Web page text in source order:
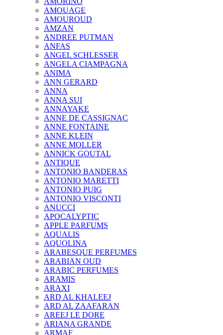
AMOUAGE
AMOUROUD
AMZAN
ANDREE PUTMAN
ANFAS
ANGEL SCHLESSER
ANGELA CIAMPAGNA
ANIMA
ANN GERARD
ANNA
ANNA SUI
ANNAYAKE
ANNE DE CASSIGNAC
ANNE FONTAINE
ANNE KLEIN
ANNE MOLLER
ANNICK GOUTAL
ANTIQUE
ANTONIO BANDERAS
ANTONIO MARETTI
ANTONIO PUIG
ANTONIO VISCONTI
ANUCCI
APOCALYPTIC
APPLE PARFUMS
AQUALIS
AQUOLINA
ARABESQUE PERFUMES
ARABIAN OUD
ARABIC PERFUMES
ARAMIS
ARAXI
ARD AL KHALEEJ
ARD AL ZAAFARAN
AREEJ LE DORE
ARIANA GRANDE
ARMAF